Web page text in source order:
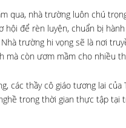
qua, nhà trường luôn chú
hội để rèn luyện, chuẩn bị
trường hi vọng sẽ là nơi
mà còn ươm mầm cho nhiều
các thầy cô giáo tương lai
trong thời gian thực tập tại